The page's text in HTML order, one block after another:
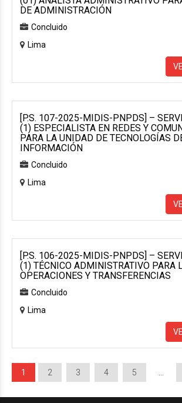
DE ADMINISTRACIÓN
Concluido
Lima
[P.S. 107-2025-MIDIS-PNPDS] –
(1) ESPECIALISTA EN REDES Y
PARA LA UNIDAD DE TECNOLOGÍAS
INFORMACIÓN
Concluido
Lima
[P.S. 106-2025-MIDIS-PNPDS] –
(1) TÉCNICO ADMINISTRATIVO PARA
OPERACIONES Y TRANSFERENCIAS
Concluido
Lima
1 2 3 4 5